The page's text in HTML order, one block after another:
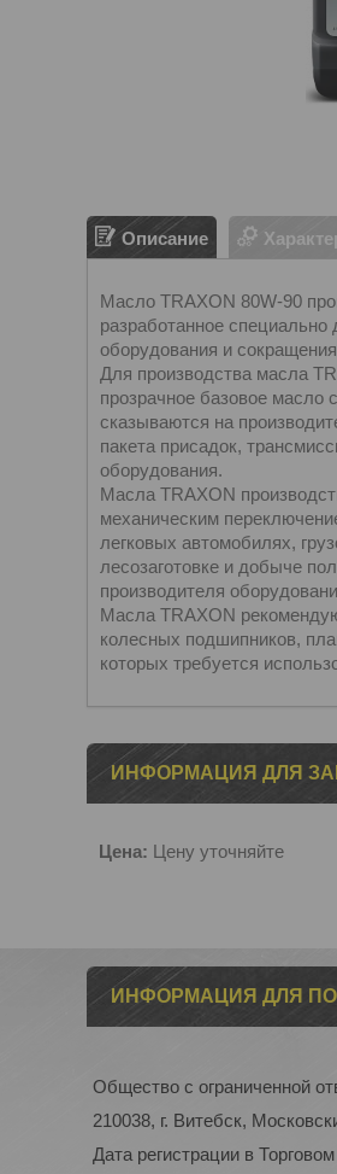
Описание
Масло TRAXON 80W-90
разработанное
оборудования и
Для производства масла
прозрачное базовое масло
сказываются на
пакета присадок,
оборудования.
Масла TRAXON
механическим
легковых автомобилях,
лесозаготовке и добыче
производителя
Масла TRAXON
колесных подшипников,
которых требуется
ИНФОРМАЦИЯ ДЛЯ
Цена: Цену уточняйте
ИНФОРМАЦИЯ ДЛЯ
Общество с ограниченной
210038, г. Витебск,
Дата регистрации в